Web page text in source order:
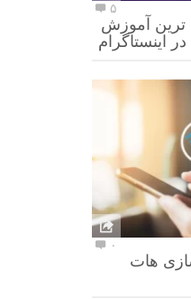
۵
ترین آموزش
اینستاگرام
۰
هات